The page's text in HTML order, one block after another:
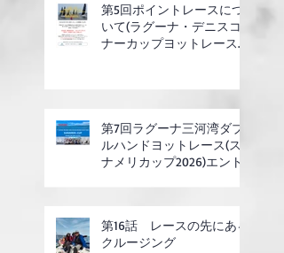
第5回ポイントレースにつ
いて(ラグーナ・デニスコ
ナーカップヨットレース合
第7回ラグーナ三河湾ダブ
ルハンドヨットレース(ス
ナメリカップ2026)エント
第16話 レースの先にある
クルージング